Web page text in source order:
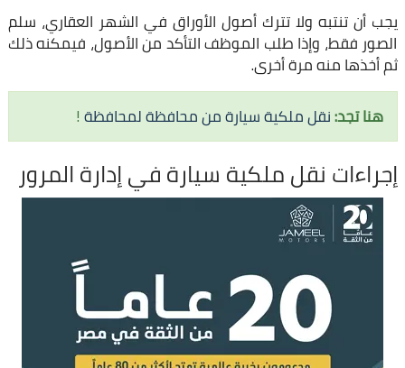
يجب أن تنتبه ولا تترك أصول الأوراق في الشهر العقاري، سلم
الصور فقط، وإذا طلب الموظف التأكد من الأصول، فيمكنه ذلك
ثم أخذها منه مرة أخرى.
هنا تجد:نقل ملكية سيارة من محافظة لمحافظة!
إجراءات نقل ملكية سيارة في إدارة المرور